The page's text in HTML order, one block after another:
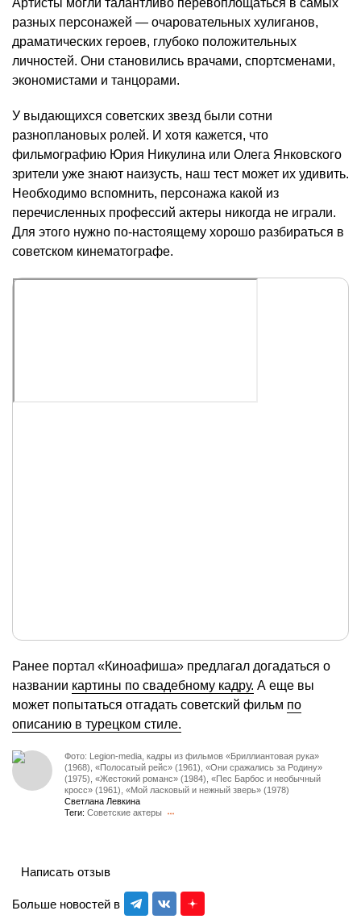
Артисты могли талантливо перевоплощаться в самых
разных персонажей — очаровательных хулиганов,
драматических героев, глубоко положительных
личностей. Они становились врачами, спортсменами,
экономистами и танцорами.
У выдающихся советских звезд были сотни
разноплановых ролей. И хотя кажется, что
фильмографию Юрия Никулина или Олега Янковского
зрители уже знают наизусть, наш тест может их удивить.
Необходимо вспомнить, персонажа какой из
перечисленных профессий актеры никогда не играли.
Для этого нужно по-настоящему хорошо разбираться в
советском кинематографе.
Ранее портал «Киноафиша» предлагал догадаться о
названии картины по свадебному кадру. А еще вы
может попытаться отгадать советский фильм по
описанию в турецком стиле.
Фото: Legion-media, кадры из фильмов «Бриллиантовая рука»
(1968), «Полосатый рейс» (1961), «Они сражались за Родину»
(1975), «Жестокий романс» (1984), «Пес Барбос и необычный
кросс» (1961), «Мой ласковый и нежный зверь» (1978)
Светлана Левкина
Теги: Советские актеры
Больше новостей в
Написать отзыв